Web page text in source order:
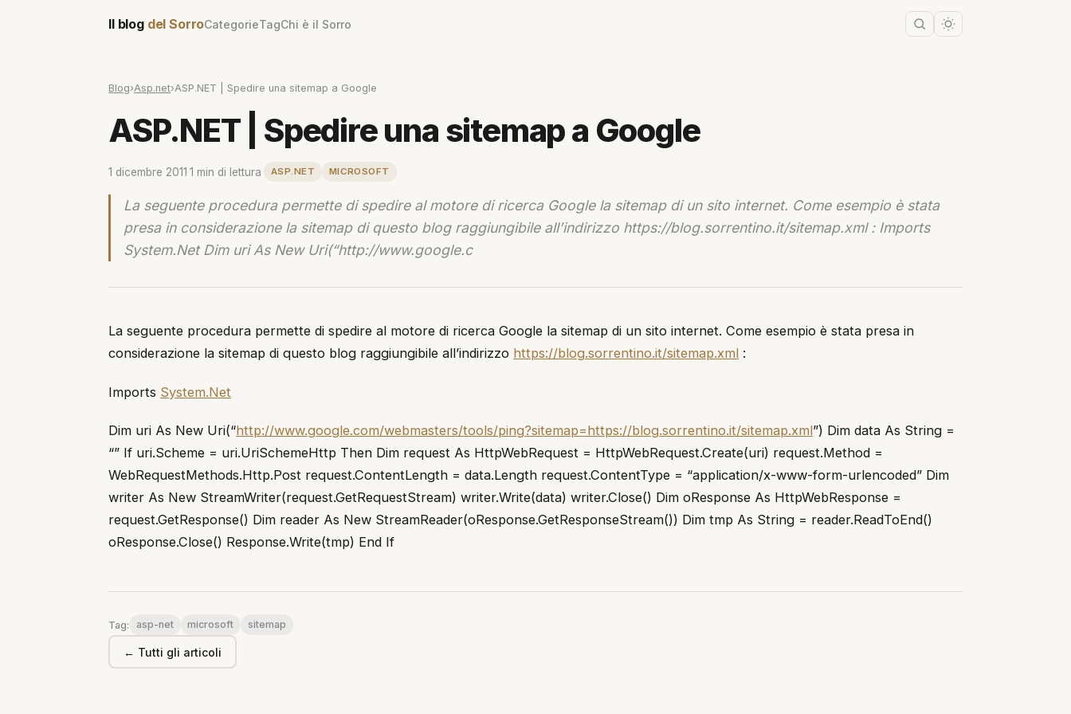
Il blog del SorroCategorieTagChi è il Sorro
Blog›Asp.net›ASP.NET | Spedire una sitemap a Google
ASP.NET | Spedire una sitemap a Google
1 dicembre 2011 1 min di lettura ASP.NET MICROSOFT
La seguente procedura permette di spedire al motore di ricerca Google la sitemap di un sito internet. Come esempio è stata
presa in considerazione la sitemap di questo blog raggiungibile all’indirizzo https://blog.sorrentino.it/sitemap.xml : Imports
System.Net Dim uri As New Uri(“http://www.google.c
La seguente procedura permette di spedire al motore di ricerca Google la sitemap di un sito internet. Come esempio è stata presa in
considerazione la sitemap di questo blog raggiungibile all’indirizzo https://blog.sorrentino.it/sitemap.xml :
Imports System.Net
Dim uri As New Uri(“http://www.google.com/webmasters/tools/ping?sitemap=https://blog.sorrentino.it/sitemap.xml”) Dim data As String =
“” If uri.Scheme = uri.UriSchemeHttp Then Dim request As HttpWebRequest = HttpWebRequest.Create(uri) request.Method =
WebRequestMethods.Http.Post request.ContentLength = data.Length request.ContentType = “application/x-www-form-urlencoded” Dim
writer As New StreamWriter(request.GetRequestStream) writer.Write(data) writer.Close() Dim oResponse As HttpWebResponse =
request.GetResponse() Dim reader As New StreamReader(oResponse.GetResponseStream()) Dim tmp As String = reader.ReadToEnd()
oResponse.Close() Response.Write(tmp) End If
Tag: asp-net microsoft sitemap
← Tutti gli articoli